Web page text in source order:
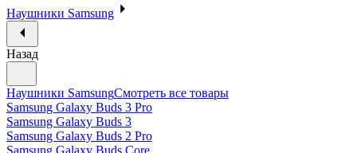
Наушники Samsung
Назад
Наушники SamsungСмотреть все товары
Samsung Galaxy Buds 3 Pro
Samsung Galaxy Buds 3
Samsung Galaxy Buds 2 Pro
Samsung Galaxy Buds Core